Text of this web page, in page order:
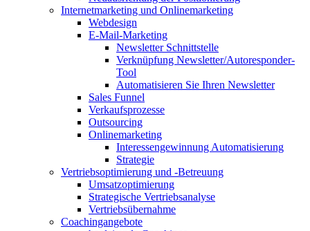
Internetmarketing und Onlinemarketing
Webdesign
E-Mail-Marketing
Newsletter Schnittstelle
Verknüpfung Newsletter/Autoresponder-
Tool
Automatisieren Sie Ihren Newsletter
Sales Funnel
Verkaufsprozesse
Outsourcing
Onlinemarketing
Interessengewinnung Automatisierung
Strategie
Vertriebsoptimierung und -Betreuung
Umsatzoptimierung
Strategische Vertriebsanalyse
Vertriebsübernahme
Coachingangebote